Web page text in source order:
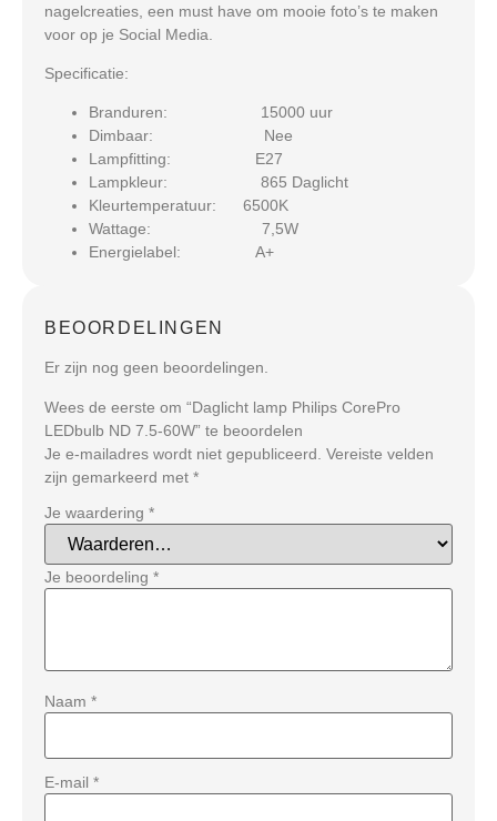
nagelcreaties, een must have om mooie foto’s te maken
voor op je Social Media.
Specificatie:
Branduren: 15000 uur
Dimbaar: Nee
Lampfitting: E27
Lampkleur: 865 Daglicht
Kleurtemperatuur: 6500K
Wattage: 7,5W
Energielabel: A+
BEOORDELINGEN
Er zijn nog geen beoordelingen.
Wees de eerste om “Daglicht lamp Philips CorePro
LEDbulb ND 7.5-60W” te beoordelen
Je e-mailadres wordt niet gepubliceerd. Vereiste velden
zijn gemarkeerd met *
Je waardering *
Je beoordeling *
Naam *
E-mail *